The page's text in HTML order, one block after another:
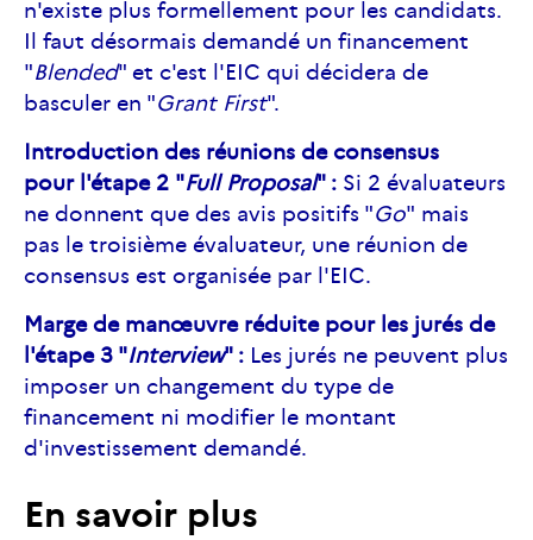
n'existe plus formellement pour les candidats.
Il faut désormais demandé un financement
"Blended" et c'est l'EIC qui décidera de
basculer en "Grant First".
Introduction des réunions de consensus
pour l'étape 2 "FullProposal" : Si 2 évaluateurs
ne donnent que des avis positifs "Go" mais
pas le troisième évaluateur, une réunion de
consensus est organisée par l'EIC.
Marge de manœuvre réduite pour les jurés de
l'étape 3 "Interview" : Les jurés ne peuvent plus
imposer un changement du type de
financement ni modifier le montant
d'investissement demandé.
En savoir plus